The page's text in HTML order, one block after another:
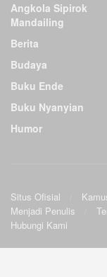
Angkola Sipirok
Mandailing
Berita
Budaya
Buku Ende
Buku Nyanyian
Humor
Situs Ofisial
Menjadi Penulis
Hubungi Kami
Ensiklopedia Budaya